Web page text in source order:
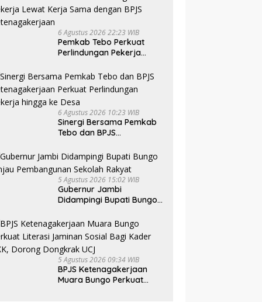
6 Agustus 2026 22:23 WIB
Pemkab Tebo Perkuat
Perlindungan Pekerja
BPJS Ketenagakerjaan
6 Agustus 2026 10:23 WIB
Sinergi Bersama Pemkab
Tebo dan BPJS
Perlindungan Pekerja
hingga ke Desa
5 Agustus 2026 15:02 WIB
Gubernur Jambi
Didampingi Bupati Bungo
Sekolah Rakyat
5 Agustus 2026 09:34 WIB
BPJS Ketenagakerjaan
Muara Bungo Perkuat